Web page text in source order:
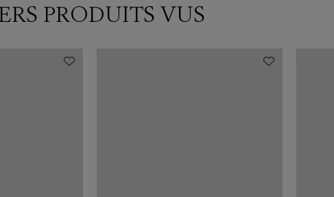
PRODUITS VUS